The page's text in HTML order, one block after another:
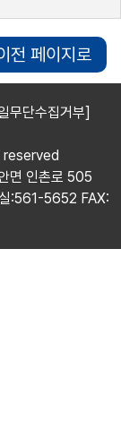
전 페이지로
무단수집거부]
면 인촌로 505
:561-5652 FAX: